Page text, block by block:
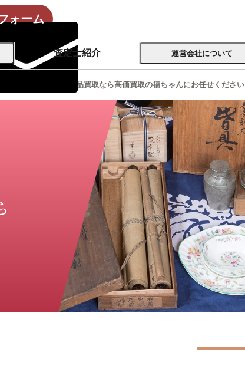
佐賀県の骨董品買取なら高価買取の福ちゃんにお任せください
ォーム
おもちゃ 楽器
皮 宝石 金券
ペン ⁄
店舗買取
査定士紹介 運営会社について
コーポレートサイトへ